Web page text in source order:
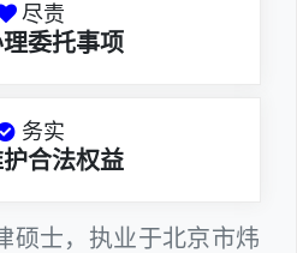
尽责
委托事项
务实
合法权益
硕士，执业于北京市炜